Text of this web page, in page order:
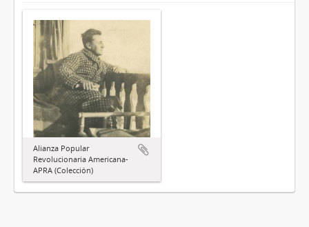
Alianza Popular
Revolucionaria Americana-
APRA (Colección)